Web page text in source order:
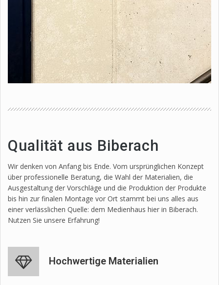
Qualität aus Biberach
Wir denken von Anfang bis Ende. Vom ursprünglichen Konzept
über professionelle Beratung, die Wahl der Materialien, die
Ausgestaltung der Vorschläge und die Produktion der Produkte
bis hin zur finalen Montage vor Ort stammt bei uns alles aus
einer verlässlichen Quelle: dem Medienhaus hier in Biberach.
Nutzen Sie unsere Erfahrung!
Hochwertige Materialien